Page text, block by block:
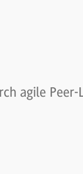
agile Peer-